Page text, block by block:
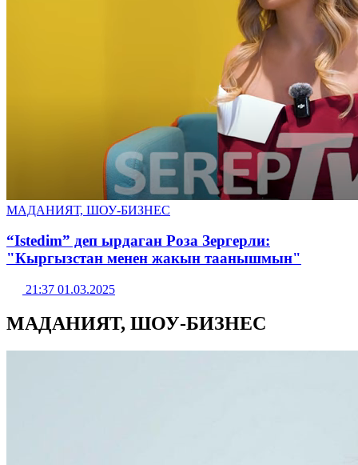
МАДАНИЯТ, ШОУ-БИЗНЕС
“Istedim” деп ырдаган Роза Зергерли:
"Кыргызстан менен жакын таанышмын"
21:37 01.03.2025
МАДАНИЯТ, ШОУ-БИЗНЕС